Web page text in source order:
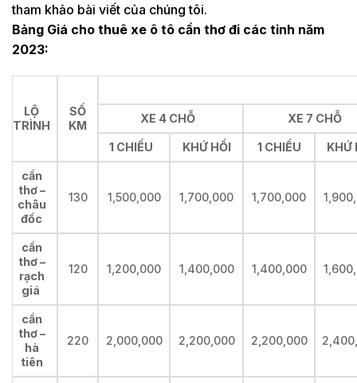
tham khảo bài viết của chúng tôi.
Bảng Giá cho thuê xe ô tô cần thơ đi các tỉnh năm
2023:
LỘ
TRÌNH
SỐ
KM
XE 4 CHỖ XE 7 CHỖ
1 CHIỀU KHỨ HỒI 1 CHIỀU KHỨ
cần
thơ –
châu
đốc
130 1,500,000 1,700,000 1,700,000
cần
thơ –
rạch
giá
120 1,200,000 1,400,000 1,400,000
cần
thơ –
hà
tiên
220 2,000,000 2,200,000 2,200,000